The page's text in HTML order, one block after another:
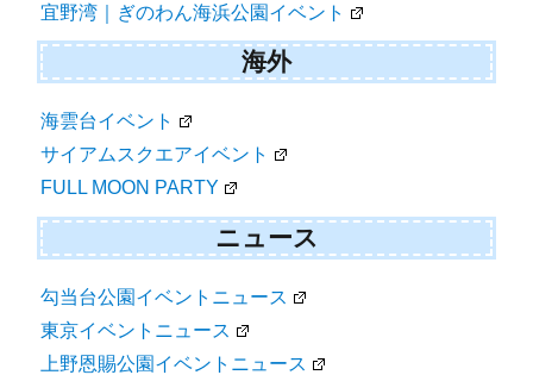
宜野湾｜ぎのわん海浜公園イベント
海外
海雲台イベント
サイアムスクエアイベント
FULL MOON PARTY
ニュース
勾当台公園イベントニュース
東京イベントニュース
上野恩賜公園イベントニュース